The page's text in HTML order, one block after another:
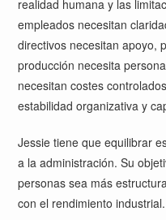
realidad humana y las
empleados necesitan
directivos necesitan apoyo,
producción necesita
necesitan costes
estabilidad organizativa y
Jessie tiene que equilibrar
a la administración. Su
personas sea más
con el rendimiento industrial.